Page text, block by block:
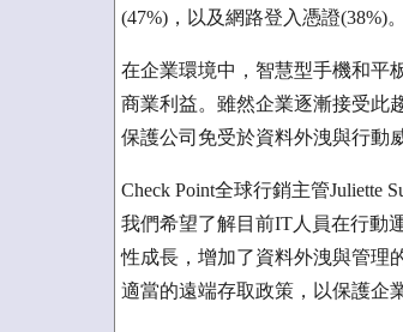
(47%)，以及網路登入憑證(38%)。
在企業環境中，智慧型手機和平
商業利益。雖然企業逐漸接受此
保護公司免受於資料外洩與行動
Check Point全球行銷主管Juliette
我們希望了解目前IT人員在行動
性成長，增加了資料外洩與管理
適當的遠端存取政策，以保護企